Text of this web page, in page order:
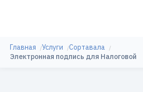
Главная Услуги
Сортавала
Электронная подпись для Налоговой